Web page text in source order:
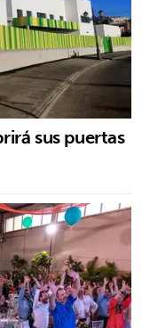
sus puertas